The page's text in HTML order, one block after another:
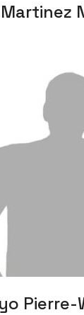
Martinez
Pierre-